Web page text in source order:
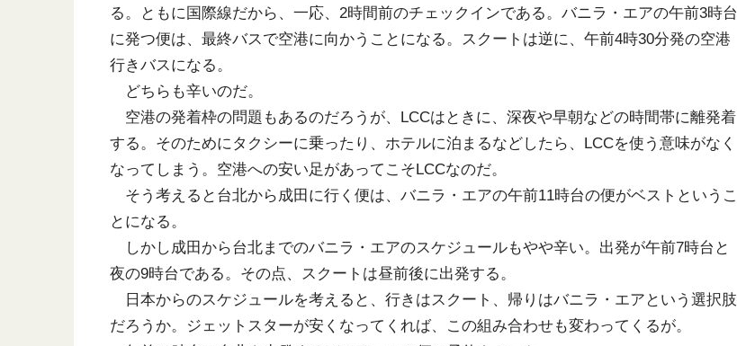
る。ともに国際線だから、一応、2時間前のチェックインである。バニラ・エアの午前3時台
に発つ便は、最終バスで空港に向かうことになる。スクートは逆に、午前4時30分発の空港
行きバスになる。
どちらも辛いのだ。
空港の発着枠の問題もあるのだろうが、LCCはときに、深夜や早朝などの時間帯に離発着
する。そのためにタクシーに乗ったり、ホテルに泊まるなどしたら、LCCを使う意味がなく
なってしまう。空港への安い足があってこそLCCなのだ。
そう考えると台北から成田に行く便は、バニラ・エアの午前11時台の便がベストというこ
とになる。
しかし成田から台北までのバニラ・エアのスケジュールもやや辛い。出発が午前7時台と
夜の9時台である。その点、スクートは昼前後に出発する。
日本からのスケジュールを考えると、行きはスクート、帰りはバニラ・エアという選択肢
だろうか。ジェットスターが安くなってくれば、この組み合わせも変わってくるが。